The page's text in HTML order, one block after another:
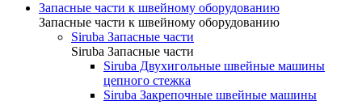
Запасные части к швейному оборудованию
Запасные части к швейному оборудованию
Siruba Запасные части
Siruba Запасные части
Siruba Двухигольные швейные машины
цепного стежка
Siruba Закрепочные швейные машины